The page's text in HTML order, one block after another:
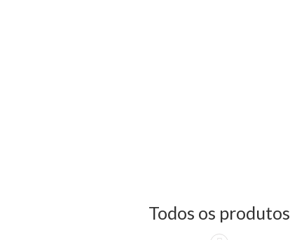
Todos os produtos